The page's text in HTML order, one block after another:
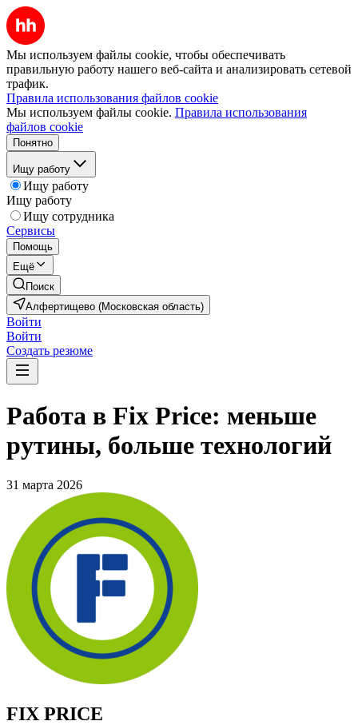
Мы используем файлы cookie, чтобы обеспечивать
правильную работу нашего веб-сайта и анализировать сетевой
трафик.
Правила использования файлов cookie
Мы используем файлы cookie. Правила использования
файлов cookie
Понятно
Ищу работу
Ищу работу
Ищу работу
Ищу сотрудника
Сервисы
Помощь
Ещё
Поиск
Алфертищево (Московская область)
Войти
Войти
Создать резюме
Работа в Fix Price: меньше
рутины, больше технологий
31 марта 2026
FIX PRICE